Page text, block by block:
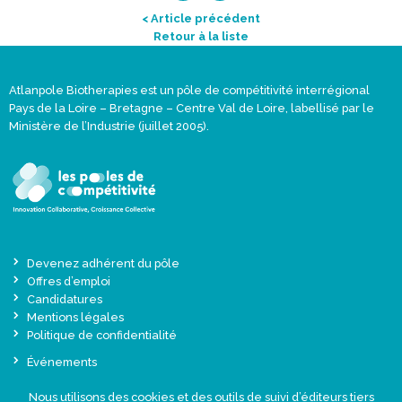
< Article précédent
Retour à la liste
Atlanpole Biotherapies est un pôle de compétitivité interrégional
Pays de la Loire – Bretagne – Centre Val de Loire, labellisé par le
Ministère de l’Industrie (juillet 2005).
Devenez adhérent du pôle
Offres d’emploi
Candidatures
Mentions légales
Politique de confidentialité
Événements
Une offre globale sur-mesure
Nous utilisons des cookies et des outils de suivi d’éditeurs tiers